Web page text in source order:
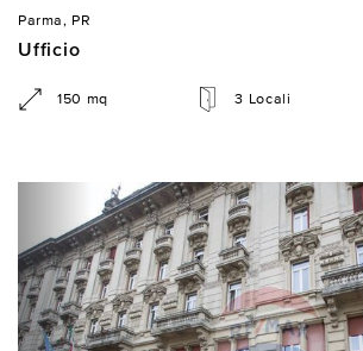
Parma, PR
Ufficio
150 mq 3 Locali